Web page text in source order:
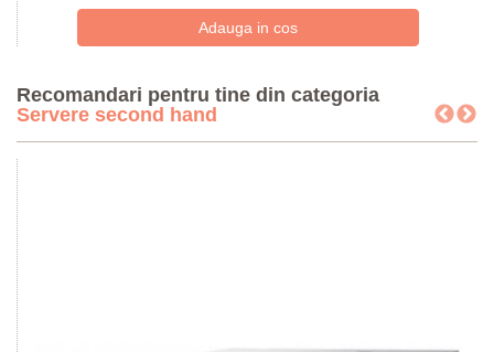
Recomandari pentru tine din categoria
Servere second hand